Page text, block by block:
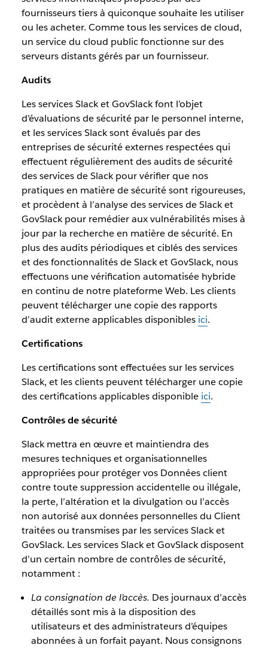
fournisseurs tiers à quiconque souhaite les utiliser
ou les acheter. Comme tous les services de cloud,
un service du cloud public fonctionne sur des
serveurs distants gérés par un fournisseur.
Audits
Les services Slack et GovSlack font l’objet
d’évaluations de sécurité par le personnel interne,
et les services Slack sont évalués par des
entreprises de sécurité externes respectées qui
effectuent régulièrement des audits de sécurité
des services de Slack pour vérifier que nos
pratiques en matière de sécurité sont rigoureuses,
et procèdent à l’analyse des services de Slack et
GovSlack pour remédier aux vulnérabilités mises à
jour par la recherche en matière de sécurité. En
plus des audits périodiques et ciblés des services
et des fonctionnalités de Slack et GovSlack, nous
effectuons une vérification automatisée hybride
en continu de notre plateforme Web. Les clients
peuvent télécharger une copie des rapports
d’audit externe applicables disponibles ici.
Certifications
Les certifications sont effectuées sur les services
Slack, et les clients peuvent télécharger une copie
des certifications applicables disponible ici.
Contrôles de sécurité
Slack mettra en œuvre et maintiendra des
mesures techniques et organisationnelles
appropriées pour protéger vos Données client
contre toute suppression accidentelle ou illégale,
la perte, l’altération et la divulgation ou l’accès
non autorisé aux données personnelles du Client
traitées ou transmises par les services Slack et
GovSlack. Les services Slack et GovSlack disposent
d’un certain nombre de contrôles de sécurité,
notamment :
La consignation de l’accès. Des journaux d’accès
détaillés sont mis à la disposition des
utilisateurs et des administrateurs d’équipes
abonnées à un forfait payant. Nous consignons